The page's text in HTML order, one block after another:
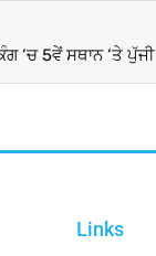
‘ਚ 5ਵੇਂ ਸਥਾਨ ‘ਤੇ ਪੁੱਜੀ
Links